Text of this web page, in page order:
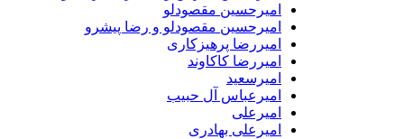
امیرحسین مقصودلو
امیرحسین مقصودلو و رضا پیشرو
امیررضا پرهیزکاری
امیررضا کاکاوند
امیرسعید
امیرعباس آل حبیب
امیرعلی
امیرعلی بهادری